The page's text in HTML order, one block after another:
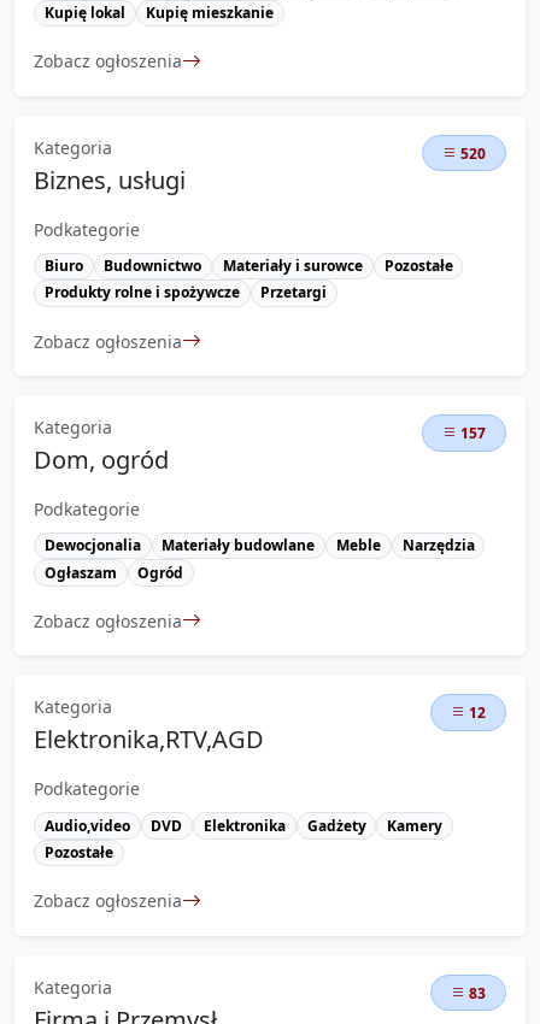
Kupię lokal
Kupię mieszkanie
Zobacz ogłoszenia
Kategoria
Biznes, usługi
520
Podkategorie
Biuro Budownictwo Materiały i surowce
Pozostałe
Produkty rolne i spożywcze
Przetargi
Zobacz ogłoszenia
Kategoria
Dom, ogród
157
Podkategorie
Dewocjonalia Materiały budowlane Meble
Narzędzia
Ogłaszam
Ogród
Zobacz ogłoszenia
Kategoria
Elektronika,RTV,AGD
12
Podkategorie
Audio,video DVD Elektronika Gadżety
Kamery
Pozostałe
Zobacz ogłoszenia
Kategoria 83